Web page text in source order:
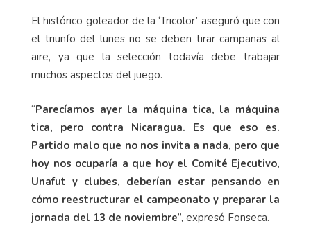
El histórico goleador de la ‘Tricolor’ aseguró que con
el triunfo del lunes no se deben tirar campanas al
aire, ya que la selección todavía debe trabajar
muchos aspectos del juego.
“Parecíamos ayer la máquina tica, la máquina
tica, pero contra Nicaragua. Es que eso es.
Partido malo que no nos invita a nada, pero que
hoy nos ocuparía a que hoy el Comité Ejecutivo,
Unafut y clubes, deberían estar pensando en
cómo reestructurar el campeonato y preparar la
jornada del 13 de noviembre”, expresó Fonseca.